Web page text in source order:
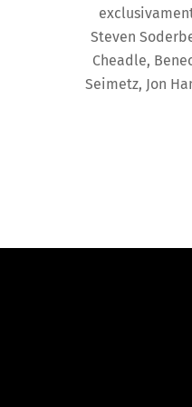
Steven
Cheadle,
Seimetz, Jon